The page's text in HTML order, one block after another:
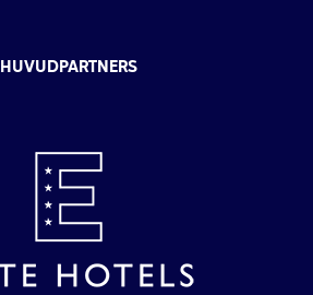
HUVUDPARTNERS